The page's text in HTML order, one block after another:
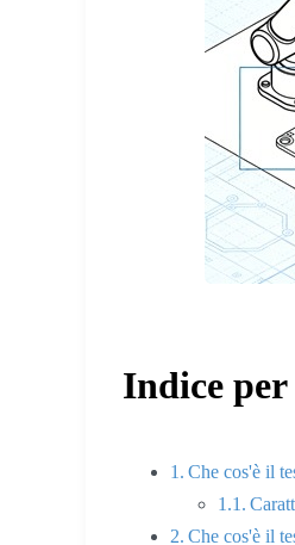
Indice
Che cos'è il
Che cos'è il